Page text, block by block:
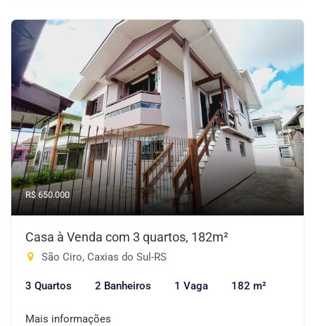
R$ 650.000
Casa à Venda com 3 quartos, 182m²
São Ciro, Caxias do Sul-RS
3 Quartos 2 Banheiros 1 Vaga 182 m²
Mais informações